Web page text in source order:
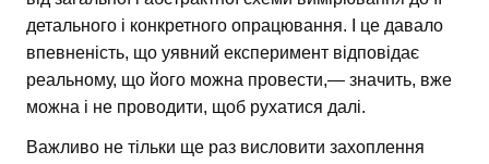
детального і конкретного опрацювання. І це давало
впевненість, що уявний експеримент відповідає
реальному, що його можна провести,— значить, вже
можна і не проводити, щоб рухатися далі.
Важливо не тільки ще раз висловити захоплення